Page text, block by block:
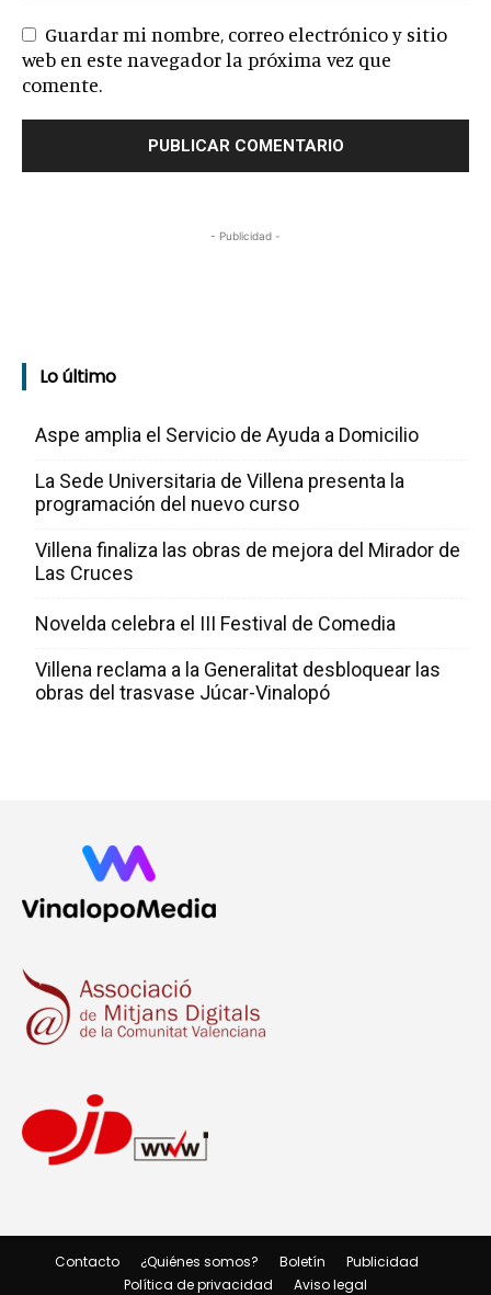
Guardar mi nombre, correo electrónico y sitio
web en este navegador la próxima vez que
comente.
- Publicidad -
Lo último
Aspe amplia el Servicio de Ayuda a Domicilio
La Sede Universitaria de Villena presenta la
programación del nuevo curso
Villena finaliza las obras de mejora del Mirador de
Las Cruces
Novelda celebra el III Festival de Comedia
Villena reclama a la Generalitat desbloquear las
obras del trasvase Júcar-Vinalopó
Contacto ¿Quiénes somos? Boletín
Publicidad
Política de privacidad
Aviso legal